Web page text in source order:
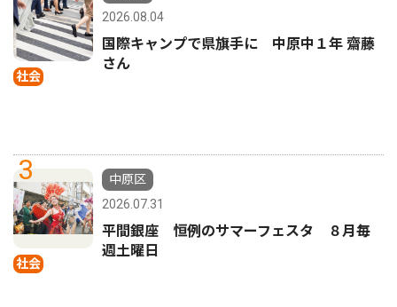
社会
2026.08.04
国際キャンプで県旗手に 中原中１年 齋藤
さん
3
社会
中原区
2026.07.31
平間銀座 恒例のサマーフェスタ ８月毎
週土曜日